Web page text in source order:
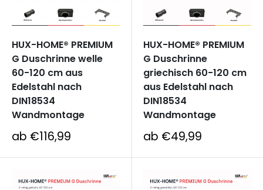
HUX-HOME® PREMIUM
G Duschrinne welle
60-120 cm aus
Edelstahl nach
DIN18534
Wandmontage
Sonderpreis
ab €116,99
HUX-HOME® PREMIUM
G Duschrinne
griechisch 60-120 cm
aus Edelstahl nach
DIN18534
Wandmontage
Sonderpreis
ab €49,99